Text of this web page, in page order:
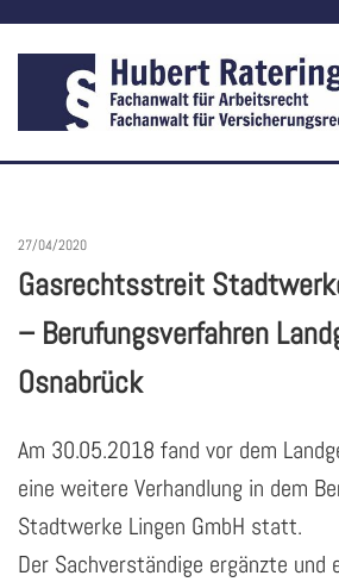
27/04/2020
Gasrechtsstreit
– Berufungsverfahren
Osnabrück
Am 30.05.2018 fand vor dem
eine weitere Verhandlung in dem
Stadtwerke Lingen GmbH statt.
Der Sachverständige ergänzte und